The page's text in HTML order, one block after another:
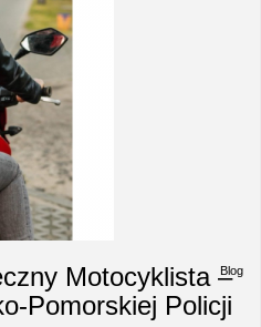
Blog
Motocyklista –
Pomorskiej Policji